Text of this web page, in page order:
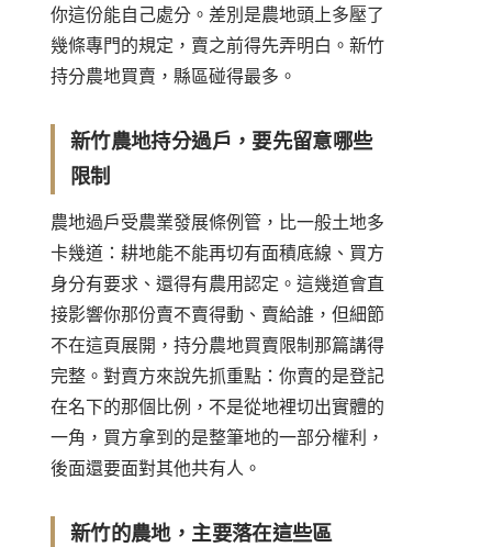
你這份能自己處分。差別是農地頭上多壓了
幾條專門的規定，賣之前得先弄明白。新竹
持分農地買賣，縣區碰得最多。
新竹農地持分過戶，要先留意哪些
限制
農地過戶受農業發展條例管，比一般土地多
卡幾道：耕地能不能再切有面積底線、買方
身分有要求、還得有農用認定。這幾道會直
接影響你那份賣不賣得動、賣給誰，但細節
不在這頁展開， 持分農地買賣限制 那篇講得
完整。對賣方來說先抓重點：你賣的是登記
在名下的那個比例，不是從地裡切出實體的
一角，買方拿到的是整筆地的一部分權利，
後面還要面對其他共有人。
新竹的農地，主要落在這些區